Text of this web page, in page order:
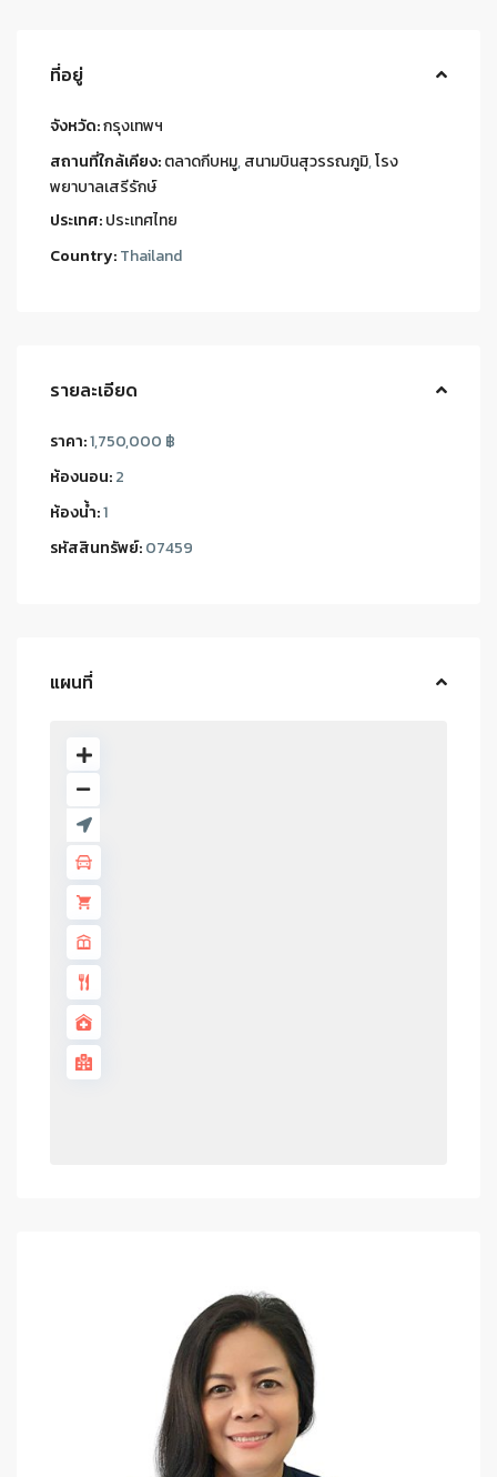
ที่อยู่
จังหวัด:กรุงเทพฯ
สถานที่ใกล้เคียง:ตลาดกีบหมู,สนามบินสุวรรณภูมิ,โรง
พยาบาลเสรีรักษ์
ประเทศ:ประเทศไทย
Country:Thailand
รายละเอียด
ราคา:1,750,000 ฿
ห้องนอน:2
ห้องน้ำ:1
รหัสสินทรัพย์:07459
แผนที่